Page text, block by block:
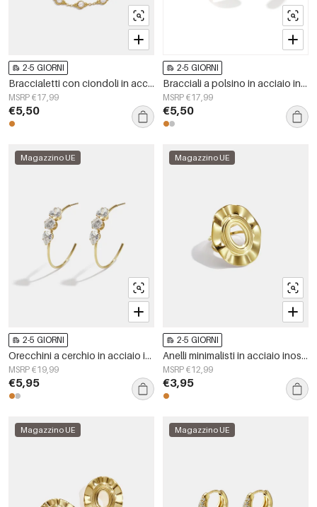
2-5 GIORNI
Braccialetti con ciondoli in acciaio inossidabile, forma geometrica, semplici, per tutti i giorni, serie Simple, gioielli da donna
MSRP €17,99
€5,50
2-5 GIORNI
Bracciali a polsino in acciaio inossidabile, forma irregolare, semplici, per tutti i giorni, serie Simple, gioielli da donna
MSRP €17,99
€5,50
Magazzino UE
2-5 GIORNI
Orecchini a cerchio in acciaio inossidabile, semplici, della serie Daily Simple, gioielli da donna
MSRP €19,99
€5,95
Magazzino UE
2-5 GIORNI
Anelli minimalisti in acciaio inossidabile, forma irregolare, semplici, serie Simple, gioielli da donna per tutti i giorni.
MSRP €12,99
€3,95
Magazzino UE Magazzino UE